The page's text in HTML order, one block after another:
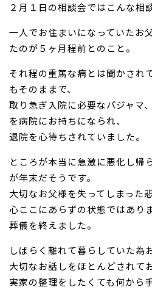
不動産の査定につ
お問い合わ
２月１日の相談会ではこんな相
一人でお住まいになっていたお
たのが５ヶ月程前とのこと。
それ程の重篤な病とは聞かされ
もそのままで、
取り急ぎ入院に必要なパジャマ
を病院にお持ちになられ、
退院を心待ちされていました。
ところが本当に急激に悪化し帰
が年末だそうです。
大切なお父様を失ってしまった
心ここにあらずの状態ではあり
葬儀を終えました。
しばらく離れて暮らしていた為
大切なお話しをほとんどされて
実家の整理をしたくても何から